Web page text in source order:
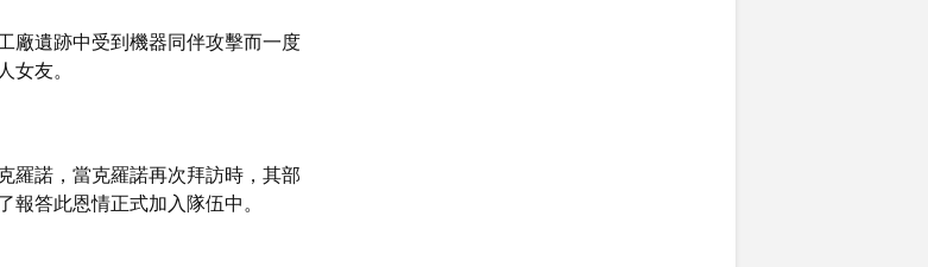
廠遺跡中受到機器同伴攻擊而一度
女友。
羅諾，當克羅諾再次拜訪時，其部
答此恩情正式加入隊伍中。